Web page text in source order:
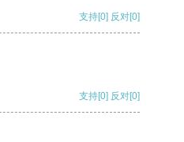
支持[0] 反对[0]
支持[0] 反对[0]